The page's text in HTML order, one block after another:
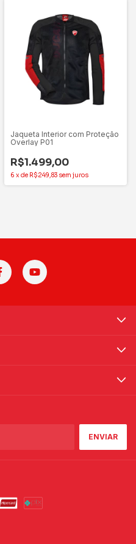
Jaqueta Interior com Proteção
Overlay P01
R$1.499,00
6 xde R$249,83 sem juros